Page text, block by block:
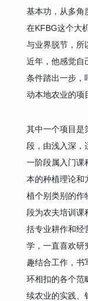
基本功，从多角
在KFBG这个大
与业界脱节，所
近年，他感觉自
条件踏出一步，
动本地农业的项
其中一个项目是
段，由浅入深，
一阶段属入门课
本的种植理论和
植个别类别的作
段为农夫培训课
括专业耕作和经
学，一直喜欢研
趣结合工作，书
环相扣的各个范
续农业的实践、